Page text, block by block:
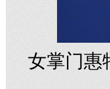
女掌门惠